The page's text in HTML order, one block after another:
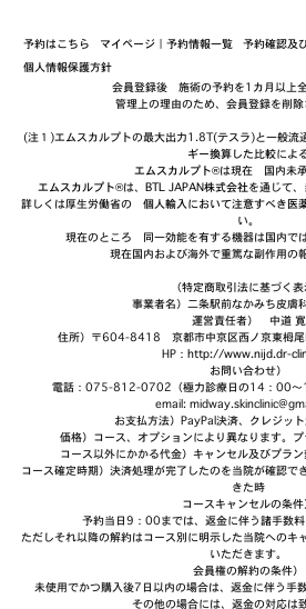
予約はこちら マイページ｜予約情報一覧 予約確認及
個人情報保護方針
会員登録後 施術の予約を1カ月以上
管理上の理由のため、会員登録を削
(注１)エムスカルプトの最大出力1.8T(テスラ)と一般流
ギー換算した比較によ
エムスカルプト®は現在 国内未承
エムスカルプト®は、 BTL JAPAN株式会社を通じて、
詳しくは厚生労働省の 個人輸入において注意すべき医
い。
現在のところ 同一効能を有する機器は国内で
現在国内および海外で重篤な副作用の
（特定商取引法に基づく表
事業者名）二条駅前なかみち皮膚
運営責任者） 中道 寛
住所）〒604-8418 京都市中京区西ノ京東栂
HP： http://www.nijd.dr-
お問い合わせ）
電話：075-812-0702（極力診療日の14：00～
email:
お支払方法）PayPal決済、クレジッ
価格）コース、オプションにより異なります。
コース以外にかかる代金）キャンセル及びプラ
コース確定時期）決済処理が完了したのを当院が確認で
きた時
コースキャンセルの条件
予約当日9：00までは、返金に伴う諸手数
ただしそれ以降の解約はコース別に明示した当院へのキ
いただきます。
会員権の解約の条件）
未使用でかつ購入後7日以内の場合は、返金に伴う手
その他の場合には、返金の対応は